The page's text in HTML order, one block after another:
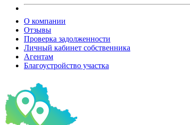
О компании
Отзывы
Проверка задолженности
Личный кабинет собственника
Агентам
Благоустройство участка